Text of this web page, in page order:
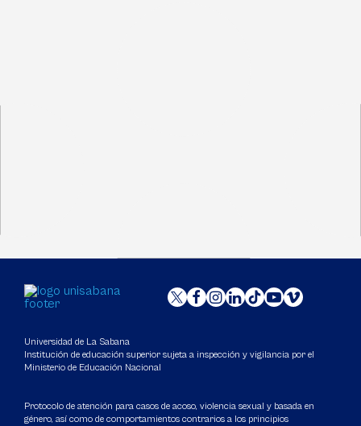
Universidad de La Sabana
Institución de educación superior sujeta a inspección y vigilancia por el
Ministerio de Educación Nacional
Protocolo de atención para casos de acoso, violencia sexual y basada en
género, así como de comportamientos contrarios a los principios